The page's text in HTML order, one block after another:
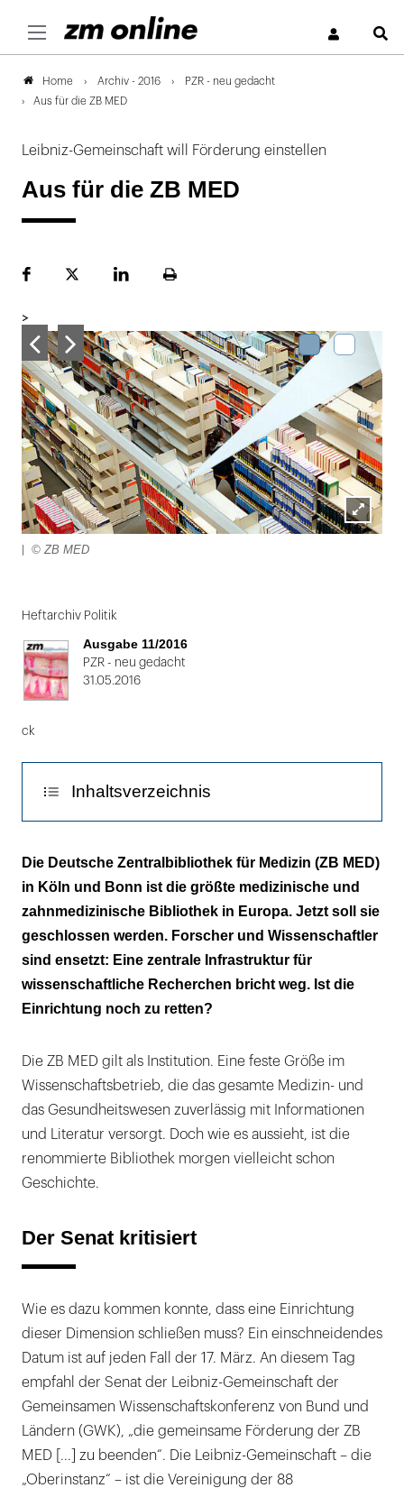
Home Archiv - 2016
PZR - neu gedacht
Aus für die ZB MED
Leibniz-Gemeinschaft will Förderung einstellen
Aus für die ZB MED
FacebookPlattformLinekdInSeite
>
Lightbox
© ZB MED
1
von
2:
Heftarchiv Politik
Ausgabe 11/2016
PZR - neu gedacht
31.05.2016
ck
Inhaltsverzeichnis
Der Senat kritisiert
ZB MED kompakt
Der Direktor widerspricht
Diese Folgen hat die Schließung
Die Deutsche Zentralbibliothek für Medizin (ZB MED)
in Köln und Bonn ist die größte medizinische und
zahnmedizinische Bibliothek in Europa. Jetzt soll sie
geschlossen werden. Forscher und Wissenschaftler
sind ensetzt: Eine zentrale Infrastruktur für
wissenschaftliche Recherchen bricht weg. Ist die
Einrichtung noch zu retten?
Die ZB MED gilt als Institution. Eine feste Größe im
Wissenschaftsbetrieb, die das gesamte Medizin- und
das Gesundheitswesen zuverlässig mit Informationen
und Literatur versorgt. Doch wie es aussieht, ist die
renommierte Bibliothek morgen vielleicht schon
Geschichte.
Der Senat kritisiert
Wie es dazu kommen konnte, dass eine Einrichtung
dieser Dimension schließen muss? Ein einschneidendes
Datum ist auf jeden Fall der 17. März. An diesem Tag
empfahl der Senat der Leibniz-Gemeinschaft der
Gemeinsamen Wissenschaftskonferenz von Bund und
Ländern (GWK), „die gemeinsame Förderung der ZB
MED [...] zu beenden“. Die Leibniz-Gemeinschaft – die
„Oberinstanz“ – ist die Vereinigung der 88